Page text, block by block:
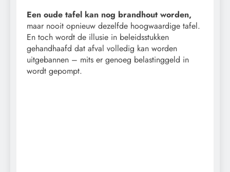
Een oude tafel kan nog brandhout worden,
maar nooit opnieuw dezelfde hoogwaardige tafel.
En toch wordt de illusie in beleidsstukken
gehandhaafd dat afval volledig kan worden
uitgebannen – mits er genoeg belastinggeld in
wordt gepompt.